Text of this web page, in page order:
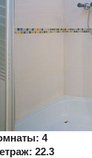
4
22.3